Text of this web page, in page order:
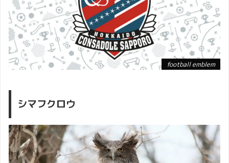
クラブ創設25周年記念特設
サイト｜北海道コンサドーレ
札幌公式
football emblem
シマフクロウ